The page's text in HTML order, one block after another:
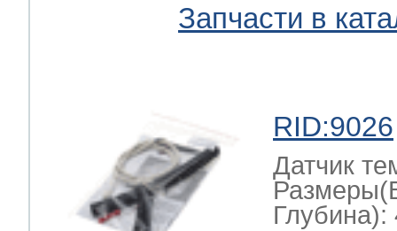
Запчасти в
RID:9026
Датчик
Глубина):